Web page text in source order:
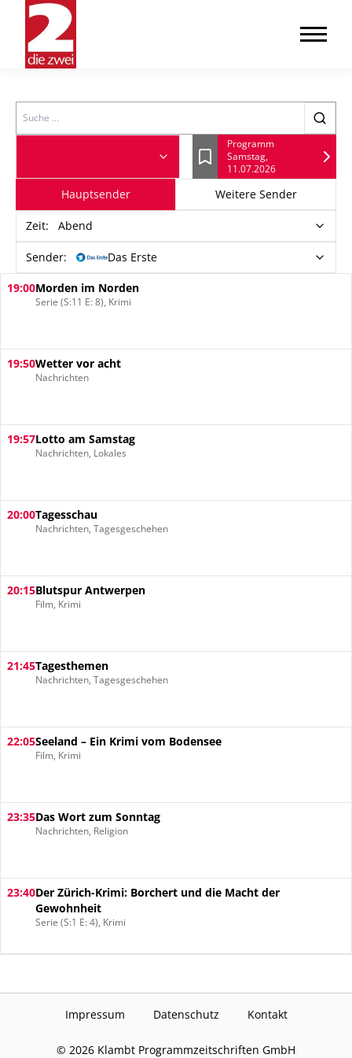
Search
Lesezeichen
Programm
Samstag,
11.07.2026
Hauptsender Weitere Sender
Zeit: Abend
Sender: Das Erste
19:00Morden im Norden
Serie (S:11 E: 8), Krimi
19:50Wetter vor acht
Nachrichten
19:57Lotto am Samstag
Nachrichten, Lokales
20:00Tagesschau
Nachrichten, Tagesgeschehen
20:15Blutspur Antwerpen
Film, Krimi
21:45Tagesthemen
Nachrichten, Tagesgeschehen
22:05Seeland – Ein Krimi vom Bodensee
Film, Krimi
23:35Das Wort zum Sonntag
Nachrichten, Religion
23:40Der Zürich-Krimi: Borchert und die Macht der
Gewohnheit
Serie (S:1 E: 4), Krimi
Impressum Datenschutz Kontakt
© 2026 Klambt Programmzeitschriften GmbH